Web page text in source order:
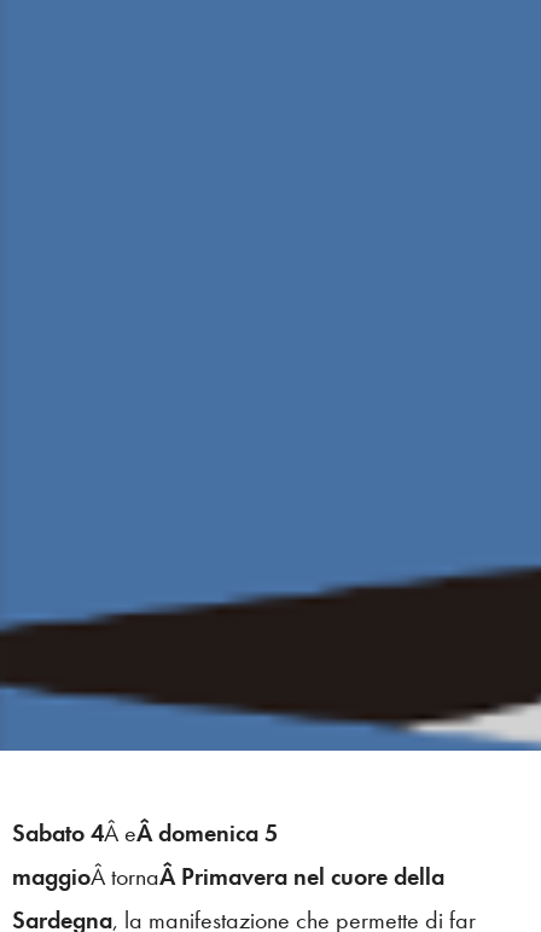
Sabato 4Â eÂ domenica 5
maggioÂ tornaÂ Primavera nel cuore della
Sardegna, la manifestazione che permette di far